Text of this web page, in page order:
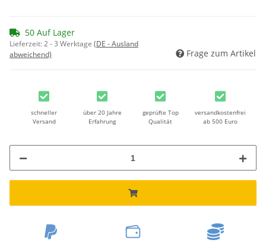
50 Auf Lager
Lieferzeit:2 - 3 Werktage (DE - Ausland
abweichend)
Frage zum Artikel
schneller
Versand
über 20 Jahre
Erfahrung
geprüfte Top
Qualität
versandkostenfrei
ab 500 Euro